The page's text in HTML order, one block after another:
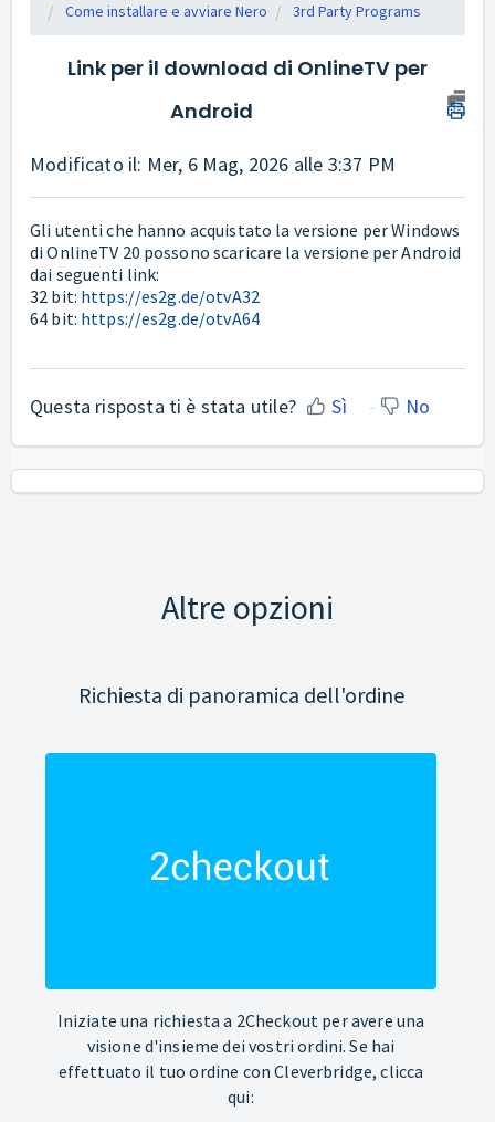
Come installare e avviare Nero
3rd Party Programs
Link per il download di OnlineTV per
Android
Modificato il: Mer, 6 Mag, 2026 alle 3:37 PM
Gli utenti che hanno acquistato la versione per Windows
di OnlineTV 20 possono scaricare la versione per Android
dai seguenti link:
32 bit: https://es2g.de/otvA32
64 bit: https://es2g.de/otvA64
Questa risposta ti è stata utile? Sì No
Altre opzioni
Richiesta di panoramica dell'ordine
Iniziate una richiesta a 2Checkout per avere una
visione d'insieme dei vostri ordini. Se hai
effettuato il tuo ordine con Cleverbridge, clicca
qui: